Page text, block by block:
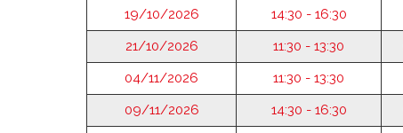
19/10/2026
14:30 - 16:30
21/10/2026
11:30 - 13:30
04/11/2026
11:30 - 13:30
09/11/2026
14:30 - 16:30